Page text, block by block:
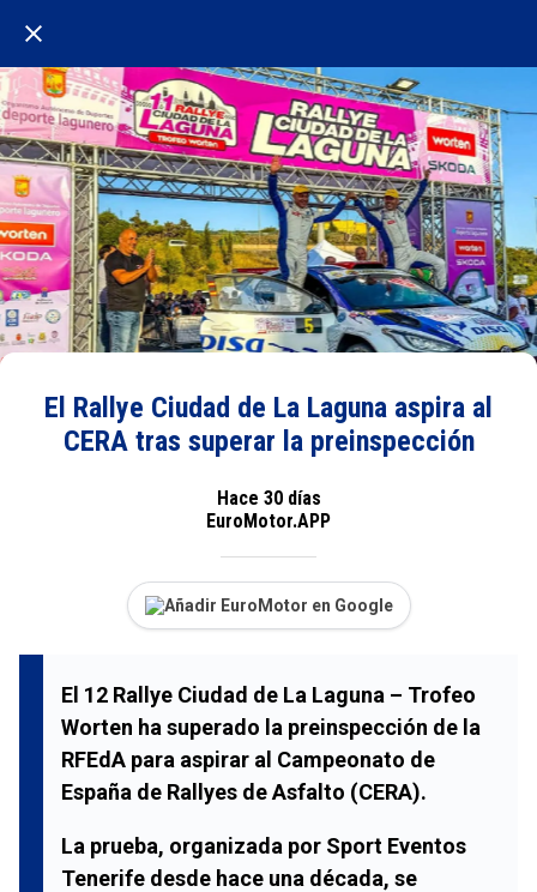
El Rallye Ciudad de La Laguna aspira al
CERA tras superar la preinspección
Hace 30 días
EuroMotor.APP
Añadir EuroMotor en Google
El 12 Rallye Ciudad de La Laguna – Trofeo
Worten ha superado la preinspección de la
RFEdA para aspirar al Campeonato de
España de Rallyes de Asfalto (CERA).
La prueba, organizada por Sport Eventos
Tenerife desde hace una década, se